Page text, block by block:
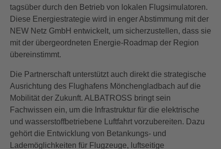
tagsüber durch den Betrieb von lokalen Flugsimulatoren.
Diese Energiestrategie wird in enger Abstimmung mit der
NEW Netz GmbH entwickelt, um sicherzustellen, dass sie
mit der übergeordneten Energie-Roadmap der Region
übereinstimmt.
Die Partnerschaft unterstützt auch direkt die strategische
Ausrichtung des Flughafens Mönchengladbach auf die
Mobilität der Zukunft. ALBATROSS bringt sein
Fachwissen ein, um die Infrastruktur für die elektrische
und wasserstoffbetriebene Luftfahrt vorzubereiten. Dazu
gehört die Entwicklung von Betankungs- und
Lademöglichkeiten für Flugzeuge, luftseitige